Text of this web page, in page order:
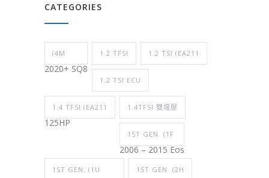
CATEGORIES
(4M
2020+ SQ8
1.2 TFSI 1.2 TSI (EA211
1.2 TSI ECU
1.4 TFSI (EA211
125HP
1.4TFSI 雙增壓
1ST GEN. (1F
2006 – 2015 Eos
1ST GEN. (1U 1ST GEN. (2H